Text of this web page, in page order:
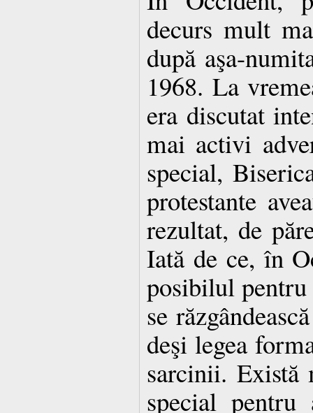
decurs mult
după aşa-
1968. La
era discutat
mai activi
special,
protestante
rezultat, de
Iată de ce, în
posibilul pentru
se
deşi legea
sarcinii. Există
special